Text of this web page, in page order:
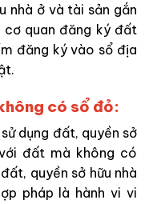
nhà ở và tài sản gắn
quan đăng ký đất
đăng ký vào sổ địa
có sổ đỏ:
dụng đất, quyền sở
đất mà không có
quyền sở hữu nhà
pháp là hành vi vi